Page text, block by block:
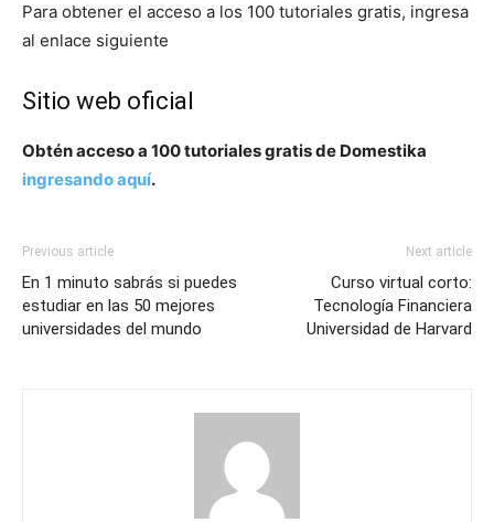
Para obtener el acceso a los 100 tutoriales gratis, ingresa
al enlace siguiente
Sitio web oficial
Obtén acceso a 100 tutoriales gratis de Domestika
ingresando aquí.
Previous article
En 1 minuto sabrás si puedes
estudiar en las 50 mejores
universidades del mundo
Next article
Curso virtual corto:
Tecnología Financiera
Universidad de Harvard